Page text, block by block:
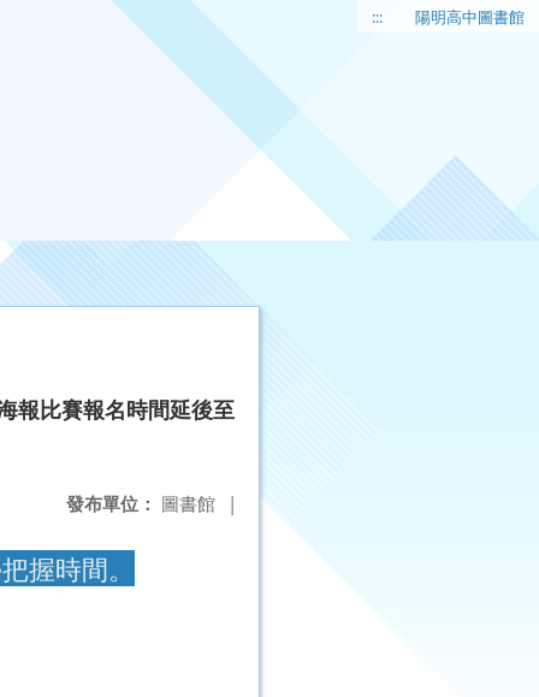
::: 陽明高中圖書館
報比賽報名時間延後至
發布單位： 圖書館 |
握時間。